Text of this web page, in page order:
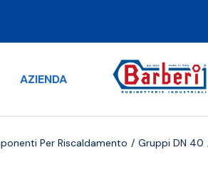
AZIENDA
Per Riscaldamento Gruppi DN 40